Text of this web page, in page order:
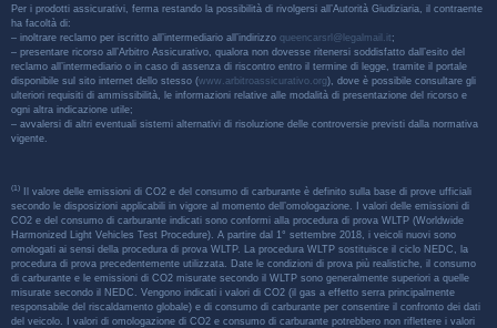
Per i prodotti assicurativi, ferma restando la possibilità di rivolgersi all’Autorità Giudiziaria, il contraente
ha facoltà di:
– inoltrare reclamo per iscritto all’intermediario all’indirizzo queencarsrl@legalmail.it ;
– presentare ricorso all’Arbitro Assicurativo, qualora non dovesse ritenersi soddisfatto dall’esito del
reclamo all’intermediario o in caso di assenza di riscontro entro il termine di legge, tramite il portale
disponibile sul sito internet dello stesso (www.arbitroassicurativo.org), dove è possibile consultare gli
ulteriori requisiti di ammissibilità, le informazioni relative alle modalità di presentazione del ricorso e
ogni altra indicazione utile;
– avvalersi di altri eventuali sistemi alternativi di risoluzione delle controversie previsti dalla normativa
vigente.
(1)
Il valore delle emissioni di CO2 e del consumo di carburante è definito sulla base di prove ufficiali
secondo le disposizioni applicabili in vigore al momento dell’omologazione. I valori delle emissioni di
CO2 e del consumo di carburante indicati sono conformi alla procedura di prova WLTP (Worldwide
Harmonized Light Vehicles Test Procedure). A partire dal 1° settembre 2018, i veicoli nuovi sono
omologati ai sensi della procedura di prova WLTP. La procedura WLTP sostituisce il ciclo NEDC, la
procedura di prova precedentemente utilizzata. Date le condizioni di prova più realistiche, il consumo
di carburante e le emissioni di CO2 misurate secondo il WLTP sono generalmente superiori a quelle
misurate secondo il NEDC. Vengono indicati i valori di CO2 (il gas a effetto serra principalmente
responsabile del riscaldamento globale) e di consumo di carburante per consentire il confronto dei dati
del veicolo. I valori di omologazione di CO2 e consumo di carburante potrebbero non riflettere i valori